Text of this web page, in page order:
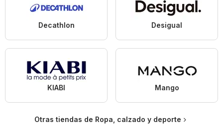
Decathlon Desigual
KIABI Mango
Otras tiendas de Ropa, calzado y deporte